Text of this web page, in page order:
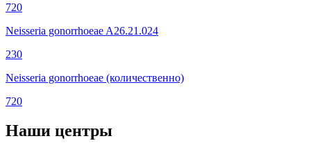
720
Neisseria gonorrhoeae A26.21.024
230
Neisseria gonorrhoeae (количественно)
720
Наши центры